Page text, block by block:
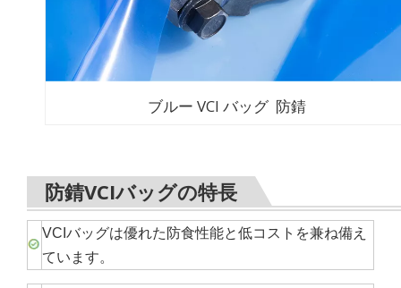
ブルー VCI バッグ 防錆
防錆VCIバッグの特長
VCIバッグは優れた防食性能と低コストを兼ね備え
ています。